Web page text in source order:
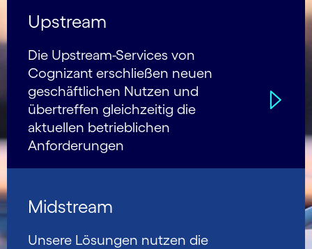
Upstream
Die Upstream-Services von
Cognizant erschließen neuen
geschäftlichen Nutzen und
übertreffen gleichzeitig die
aktuellen betrieblichen
Anforderungen
Midstream
Unsere Lösungen nutzen die